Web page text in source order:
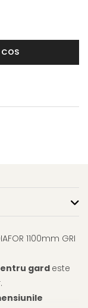
1100mm GRI
gard este